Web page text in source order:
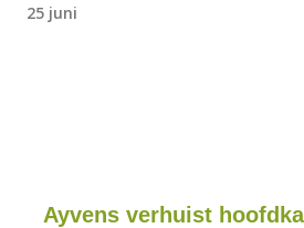
25 juni
Ayvens verhuist